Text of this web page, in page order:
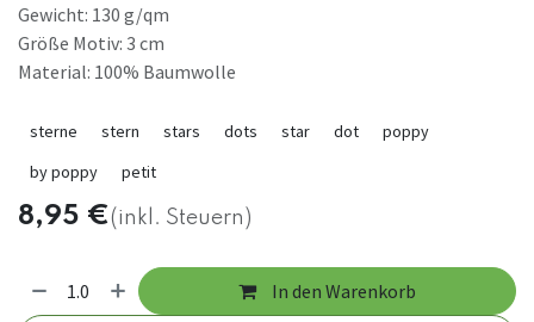
Gewicht: 130 g/qm
Größe Motiv: 3 cm
Material: 100% Baumwolle
sterne stern stars dots star dot
poppy
by poppy
petit
8,95 €(inkl. Steuern)
In den Warenkorb